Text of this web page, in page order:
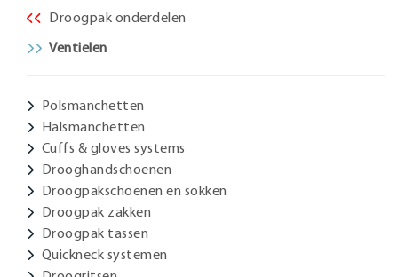
Droogpak onderdelen
Ventielen
Polsmanchetten
Halsmanchetten
Cuffs & gloves systems
Drooghandschoenen
Droogpakschoenen en sokken
Droogpak zakken
Droogpak tassen
Quickneck systemen